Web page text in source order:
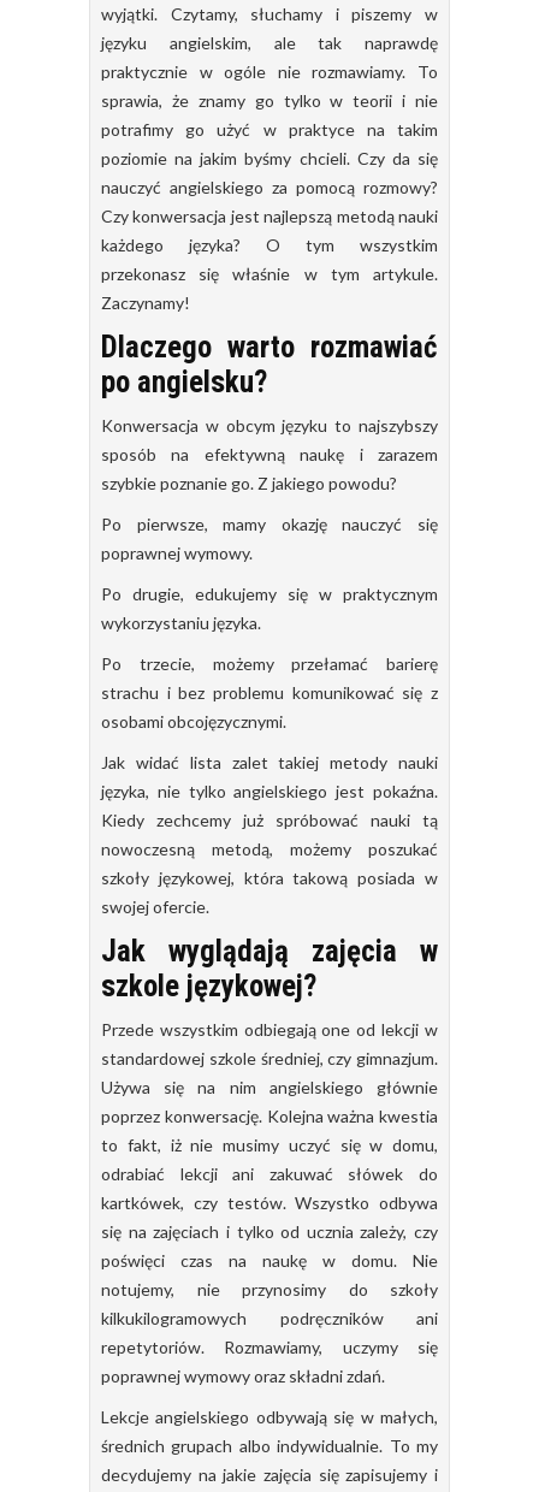
wyjątki. Czytamy, słuchamy i piszemy w
języku angielskim, ale tak naprawdę
praktycznie w ogóle nie rozmawiamy. To
sprawia, że znamy go tylko w teorii i nie
potrafimy go użyć w praktyce na takim
poziomie na jakim byśmy chcieli. Czy da się
nauczyć angielskiego za pomocą rozmowy?
Czy konwersacja jest najlepszą metodą nauki
każdego języka? O tym wszystkim
przekonasz się właśnie w tym artykule.
Zaczynamy!
Dlaczego warto rozmawiać
po angielsku?
Konwersacja w obcym języku to najszybszy
sposób na efektywną naukę i zarazem
szybkie poznanie go. Z jakiego powodu?
Po pierwsze, mamy okazję nauczyć się
poprawnej wymowy.
Po drugie, edukujemy się w praktycznym
wykorzystaniu języka.
Po trzecie, możemy przełamać barierę
strachu i bez problemu komunikować się z
osobami obcojęzycznymi.
Jak widać lista zalet takiej metody nauki
języka, nie tylko angielskiego jest pokaźna.
Kiedy zechcemy już spróbować nauki tą
nowoczesną metodą, możemy poszukać
szkoły językowej, która takową posiada w
swojej ofercie.
Jak wyglądają zajęcia w
szkole językowej?
Przede wszystkim odbiegają one od lekcji w
standardowej szkole średniej, czy gimnazjum.
Używa się na nim angielskiego głównie
poprzez konwersację. Kolejna ważna kwestia
to fakt, iż nie musimy uczyć się w domu,
odrabiać lekcji ani zakuwać słówek do
kartkówek, czy testów. Wszystko odbywa
się na zajęciach i tylko od ucznia zależy, czy
poświęci czas na naukę w domu. Nie
notujemy, nie przynosimy do szkoły
kilkukilogramowych podręczników ani
repetytoriów. Rozmawiamy, uczymy się
poprawnej wymowy oraz składni zdań.
Lekcje angielskiego odbywają się w małych,
średnich grupach albo indywidualnie. To my
decydujemy na jakie zajęcia się zapisujemy i